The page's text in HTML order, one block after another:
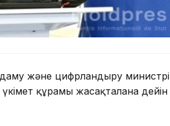
және цифрландыру министрі
құрамы жасақталғанға дейін